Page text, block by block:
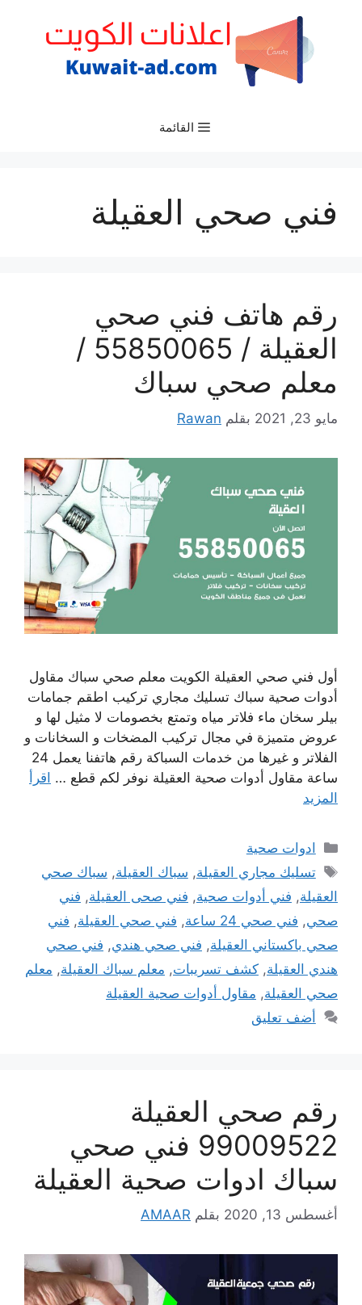
القائمة
فني صحي العقيلة
رقم هاتف فني صحي
العقيلة / 55850065 /
معلم صحي سباك
مايو 23, 2021 بقلم Rawan
أول فني صحي العقيلة الكويت معلم صحي سباك مقاول
أدوات صحية سباك تسليك مجاري تركيب اطقم جمامات
بيلر سخان ماء فلاتر مياه وتمتع بخصومات لا مثيل لها و
عروض متميزة في مجال تركيب المضخات و السخانات و
الفلاتر و غيرها من خدمات السباكة رقم هاتفنا يعمل 24
ساعة مقاول أدوات صحية العقيلة نوفر لكم قطع … اقرأ
المزيد
التصنيفات
ادوات صحية
الوسوم
تسليك مجاري العقيلة, سباك العقيلة, سباك صحي
العقيلة, فني أدوات صحية, فني صحى العقيلة, فني
صحي, فني صحي 24 ساعة , فني صحي العقيلة, فني
صحي باكستاني العقيلة, فني صحي هندي, فني صحي
هندي العقيلة, كشف تسريبات, معلم سباك العقيلة, معلم
صحي العقيلة, مقاول أدوات صحية العقيلة
أضف تعليق
رقم صحي العقيلة
99009522 فني صحي
سباك ادوات صحية العقيلة
أغسطس 13, 2020 بقلم AMAAR